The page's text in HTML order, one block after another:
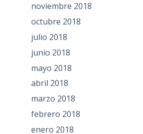
noviembre 2018
octubre 2018
julio 2018
junio 2018
mayo 2018
abril 2018
marzo 2018
febrero 2018
enero 2018